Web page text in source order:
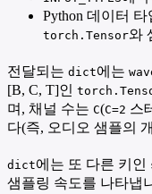
Python 데이터 타
torch.Tensor와
전달되는 dict에는
[B, C, T]인
며, 채널 수는 C(C=2 스
다(즉, 오디오 샘플의
dict에는 또 다른 키인
샘플링 속도를 나타냅